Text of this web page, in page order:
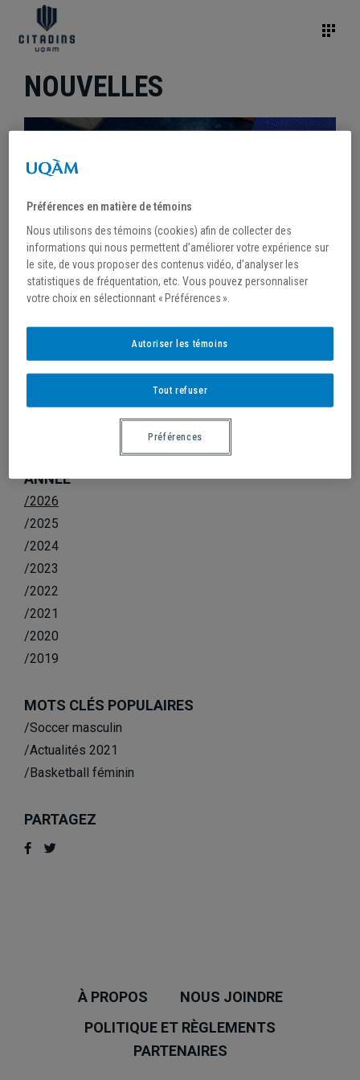
NOUVELLES
ON RECRUTE : ENTRAÎNEUR.SE DE
ANNÉE
/2026
/2025
/2024
/2023
/2022
/2021
/2020
/2019
MOTS CLÉS POPULAIRES
/Soccer masculin
/Actualités 2021
/Basketball féminin
PARTAGEZ
À PROPOS
NOUS JOINDRE
POLITIQUE ET RÈGLEMENTS
PARTENAIRES
Préférences en matière de témoins
Nous utilisons des témoins (cookies) afin de collecter des
informations qui nous permettent d’améliorer votre expérience sur
le site, de vous proposer des contenus vidéo, d’analyser les
statistiques de fréquentation, etc. Vous pouvez personnaliser
votre choix en sélectionnant « Préférences ».
Tout refuser
Autoriser les témoins
Préférences